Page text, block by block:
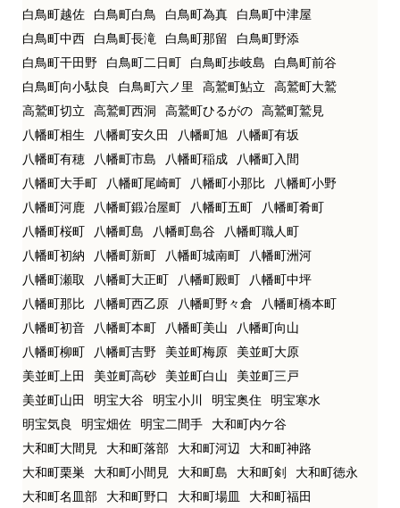
白鳥町越佐
白鳥町白鳥 白鳥町為真
白鳥町中津屋
白鳥町中西
白鳥町長滝 白鳥町那留
白鳥町野添
白鳥町干田野
白鳥町二日町 白鳥町歩岐島
白鳥町前谷
白鳥町向小駄良
白鳥町六ノ里 高鷲町鮎立
高鷲町大鷲
高鷲町切立
高鷲町西洞 高鷲町ひるがの
高鷲町鷲見
八幡町相生
八幡町安久田 八幡町旭
八幡町有坂
八幡町有穂
八幡町市島 八幡町稲成
八幡町入間
八幡町大手町
八幡町尾崎町 八幡町小那比
八幡町小野
八幡町河鹿
八幡町鍛冶屋町 八幡町五町
八幡町肴町
八幡町桜町
八幡町島 八幡町島谷
八幡町職人町
八幡町初納
八幡町新町 八幡町城南町
八幡町洲河
八幡町瀬取
八幡町大正町 八幡町殿町
八幡町中坪
八幡町那比
八幡町西乙原 八幡町野々倉
八幡町橋本町
八幡町初音
八幡町本町 八幡町美山
八幡町向山
八幡町柳町
八幡町吉野 美並町梅原
美並町大原
美並町上田
美並町高砂 美並町白山
美並町三戸
美並町山田
明宝大谷 明宝小川 明宝奥住
明宝寒水
明宝気良
明宝畑佐 明宝二間手
大和町内ケ谷
大和町大間見
大和町落部 大和町河辺
大和町神路
大和町栗巣
大和町小間見 大和町島 大和町剣
大和町徳永
大和町名皿部
大和町野口 大和町場皿
大和町福田